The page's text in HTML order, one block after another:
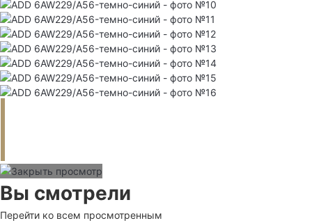
Вы смотрели
Перейти ко всем просмотренным